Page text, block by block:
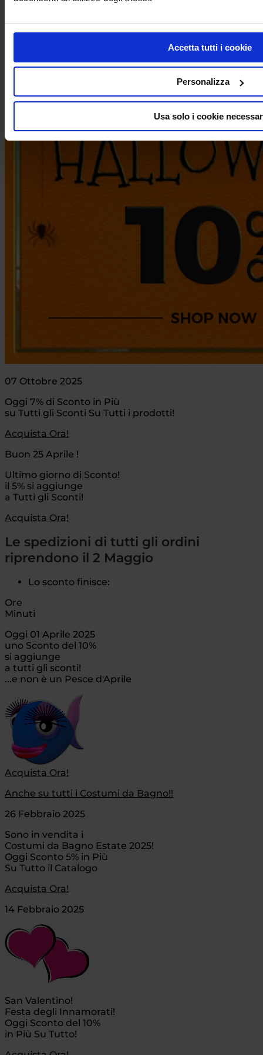
Accetta tutti i cookie
Personalizza
Usa solo i cookie
Le Streghe portano lo sconto!
10% in Meno Su Tutto!
07 Ottobre 2025
Oggi 7% di Sconto in Più
su Tutti gli Sconti Su Tutti i prodotti!
Acquista Ora!
Buon 25 Aprile !
Ultimo giorno di Sconto!
il 5% si aggiunge
a Tutti gli Sconti!
Acquista Ora!
Le spedizioni di tutti gli ordini
riprendono il 2 Maggio
Lo sconto finisce:
Ore
Minuti
Oggi 01 Aprile 2025
uno Sconto del 10%
si aggiunge
a tutti gli sconti!
...e non è un Pesce d'Aprile
Acquista Ora!
Anche su tutti i Costumi da Bagno!!
26 Febbraio 2025
Sono in vendita i
Costumi da Bagno Estate 2025!
Oggi Sconto 5% in Più
Su Tutto il Catalogo
Acquista Ora!
14 Febbraio 2025
San Valentino!
Festa degli Innamorati!
Oggi Sconto del 10%
in Più Su Tutto!